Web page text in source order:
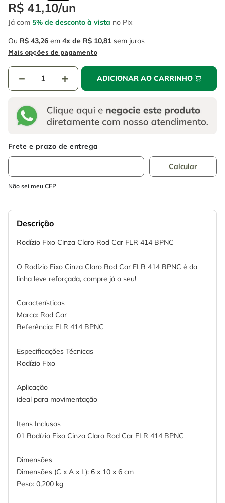
R$ 41,10/un
Já com 5% de desconto à vista no Pix
Ou R$ 43,26 em 4 R$ 10,81 sem juros
Mais opções de pagamento
＋
－ ADICIONAR AO CARRINHO
Não sei meu CEP
Descrição
Rodízio Fixo Cinza Claro Rod Car FLR 414 BPNC
O Rodízio Fixo Cinza Claro Rod Car FLR 414 BPNC é da
linha leve reforçada, compre já o seu!
Características
Marca: Rod Car
Referência: FLR 414 BPNC
Especificações Técnicas
Rodízio Fixo
Aplicação
ideal para movimentação
Itens Inclusos
01 Rodízio Fixo Cinza Claro Rod Car FLR 414 BPNC
Dimensões
Dimensões (C x A x L): 6 x 10 x 6 cm
Peso: 0,200 kg
6
7º serra copo
8º chave impacto
disco corte
º escada
º serra circular
º fio
chave impacto
disco corte